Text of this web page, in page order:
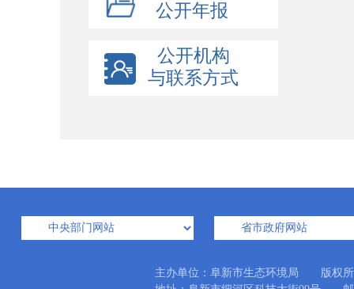
公开年报
公开机构
与联系方式
主办单位：阜新市生态环境局 版权所